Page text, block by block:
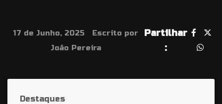
17 de Junho, 2025
Escrito por
João Pereira
Partilhar
:
Destaques